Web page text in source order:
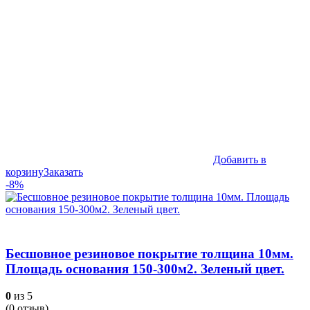
Добавить в
корзинуЗаказать
-8%
Бесшовное резиновое покрытие толщина 10мм.
Площадь основания 150-300м2. Зеленый цвет.
0 из 5